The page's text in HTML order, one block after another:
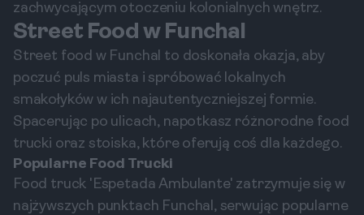
zachwycającym otoczeniu kolonialnych wnętrz.
Street Food w Funchal
Street food w Funchal to doskonała okazja, aby
poczuć puls miasta i spróbować lokalnych
smakołyków w ich najautentyczniejszej formie.
Spacerując po ulicach, napotkasz różnorodne food
trucki oraz stoiska, które oferują coś dla każdego.
Popularne Food Trucki
Food truck 'Espetada Ambulante' zatrzymuje się w
najżywszych punktach Funchal, serwując popularne